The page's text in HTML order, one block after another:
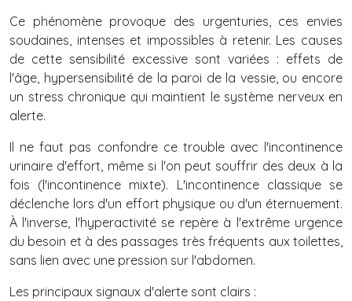
Ce phénomène provoque des urgenturies, ces envies
soudaines, intenses et impossibles à retenir. Les causes
de cette sensibilité excessive sont variées : effets de
l'âge, hypersensibilité de la paroi de la vessie, ou encore
un stress chronique qui maintient le système nerveux en
alerte.
Il ne faut pas confondre ce trouble avec l'incontinence
urinaire d'effort, même si l'on peut souffrir des deux à la
fois (l'incontinence mixte). L'incontinence classique se
déclenche lors d'un effort physique ou d'un éternuement.
À l'inverse, l'hyperactivité se repère à l'extrême urgence
du besoin et à des passages très fréquents aux toilettes,
sans lien avec une pression sur l'abdomen.
Les principaux signaux d'alerte sont clairs :